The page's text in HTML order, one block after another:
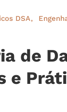
DSA
de
e